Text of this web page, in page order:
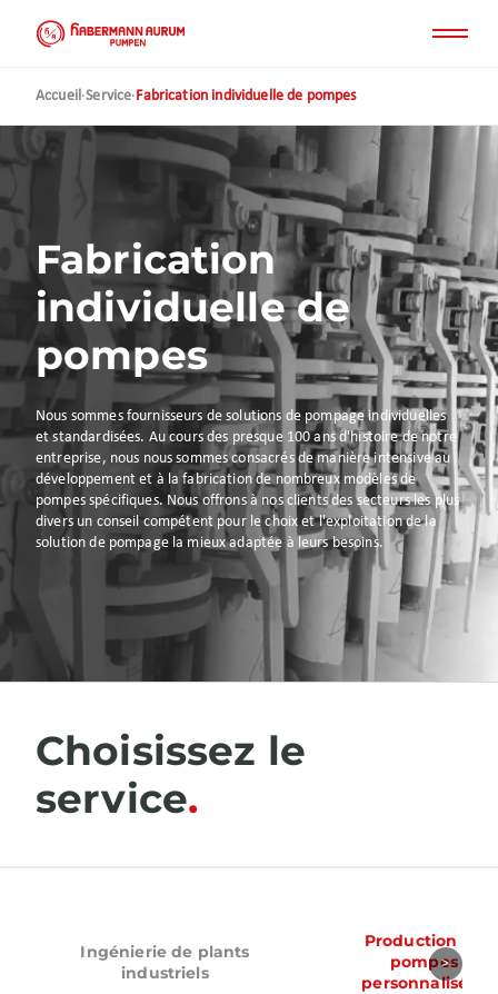
contenu
Accueil·Service·Fabrication individuelle de pompes
Fabrication
individuelle de
pompes
Nous sommes fournisseurs de solutions de pompage individuelles
et standardisées. Au cours des presque 100 ans d'histoire de notre
entreprise, nous nous sommes consacrés de manière intensive au
développement et à la fabrication de nombreux modèles de
pompes spécifiques. Nous offrons à nos clients des secteurs les plus
divers un conseil compétent pour le choix et l'exploitation de la
solution de pompage la mieux adaptée à leurs besoins.
Choisissez le
service
Ingénierie de plants
industriels
Production de
pompes
personnalisées